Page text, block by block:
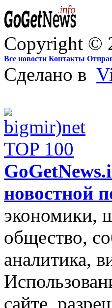
Copyright ©
Все новости Контакты
Сделано в
новостной
экономики,
общество,
аналитика,
сайте,